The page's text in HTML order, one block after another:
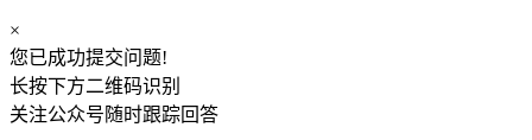
×
您已成功提交问题!
长按下方二维码识别
关注公众号随时跟踪回答